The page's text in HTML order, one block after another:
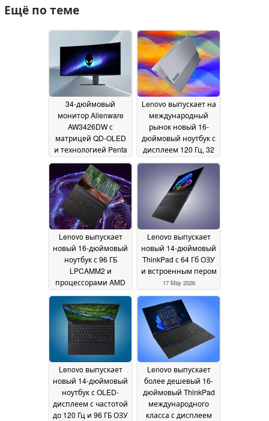
Ещё по теме
34-дюймовый
монитор Alienware
AW3426DW с
матрицей QD-OLED
и технологией Penta
продажу по всему
миру09 July 2026
Lenovo выпускает на
международный
рынок новый 16-
дюймовый ноутбук с
дисплеем 120 Гц, 32
19 May 2026
Lenovo выпускает
новый 16-дюймовый
ноутбук с 96 ГБ
LPCAMM2 и
процессорами AMD
ожидалось18 May 2026
Lenovo выпускает
новый 14-дюймовый
ThinkPad с 64 Гб ОЗУ
и встроенным пером
17 May 2026
Lenovo выпускает
новый 14-дюймовый
ноутбук с OLED-
дисплеем с частотой
до 120 Гц и 96 ГБ ОЗУ
Lenovo выпускает
более дешевый 16-
дюймовый ThinkPad
международного
класса с дисплеем